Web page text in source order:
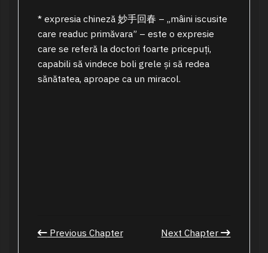
* expresia chineză 妙手回春 – „mâini iscusite
care readuc primăvara” – este o expresie
care se referă la doctori foarte pricepuți,
capabili să vindece boli grele și să redea
sănătatea, aproape ca un miracol.
Previous Chapter Next Chapter